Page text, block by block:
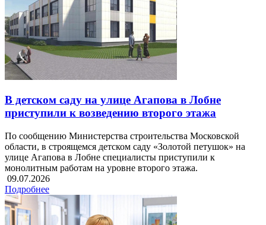
В детском саду на улице Агапова в Лобне
приступили к возведению второго этажа
По сообщению Министерства строительства Московской
области, в строящемся детском саду «Золотой петушок» на
улице Агапова в Лобне специалисты приступили к
монолитным работам на уровне второго этажа.
09.07.2026
Подробнее